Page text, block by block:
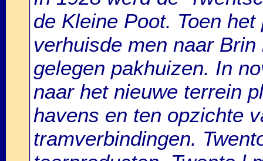
de Kleine Poot. Toen
verhuisde men naar
gelegen pakhuizen. In
naar het nieuwe terrein
havens en ten opzichte
tramverbindingen.